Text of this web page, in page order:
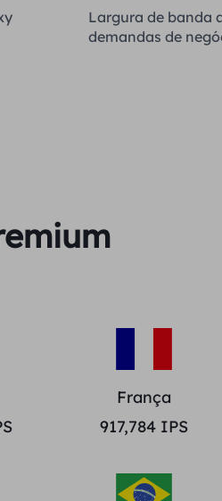
Largura de banda
demandas de
França
917,784IPS